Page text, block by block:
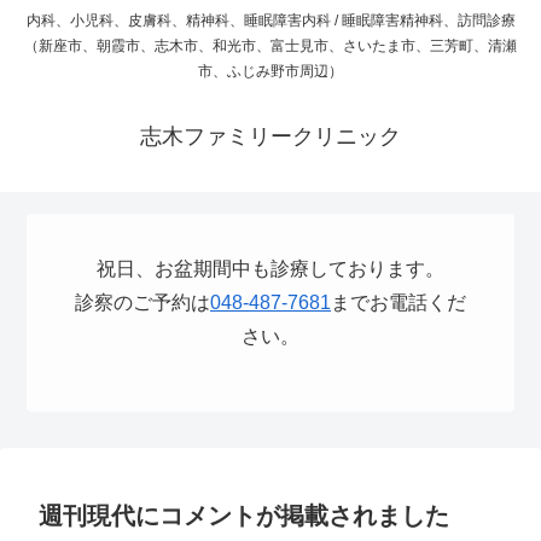
内科、小児科、皮膚科、精神科、睡眠障害内科 / 睡眠障害精神科、訪問診療
（新座市、朝霞市、志木市、和光市、富士見市、さいたま市、三芳町、清瀬
市、ふじみ野市周辺）
志木ファミリークリニック
祝日、お盆期間中も診療しております。
診察のご予約は048-487-7681 までお電話くだ
さい。
週刊現代にコメントが掲載されました